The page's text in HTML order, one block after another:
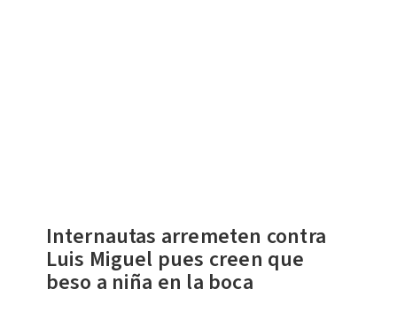
Internautas arremeten contra
Luis Miguel pues creen que
beso a niña en la boca​